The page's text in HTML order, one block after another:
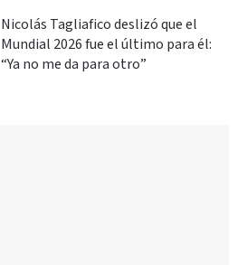
Nicolás Tagliafico deslizó que el
Mundial 2026 fue el último para él:
“Ya no me da para otro”